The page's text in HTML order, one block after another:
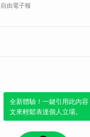
你們
自由電子報
全新體驗！一鍵引用此內
文來輕鬆表達個人立場。